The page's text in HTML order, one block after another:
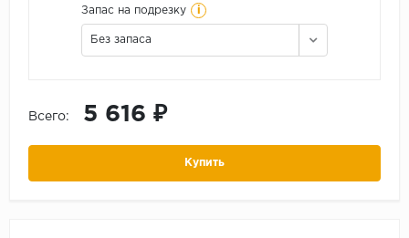
Запас на подрезку i
Без запаса
Всего: 5 616 ₽
Купить